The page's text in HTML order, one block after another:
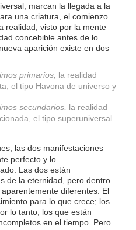
marcan la llegada a la
una criatura, el comienzo
realidad; visto por la mente
concebible antes de lo
aparición existe en dos
primarios, la realidad
el tipo Havona de universo y
secundarios, la realidad
el tipo superuniversal
las dos manifestaciones
perfecto y lo
Las dos están
de la eternidad, pero dentro
diferentes. El
para lo que crece; los
lo tanto, los que están
en el tiempo. Pero